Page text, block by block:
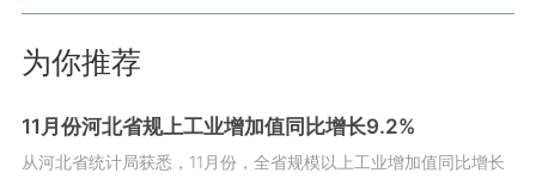
为你推荐
11月份河北省规上工业增加值同比增长9.2%
从河北省统计局获悉，11月份，全省规模以上工业增加值同比增长